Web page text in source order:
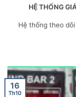
HỆ THỐNG
Hệ thống theo
16
Th10